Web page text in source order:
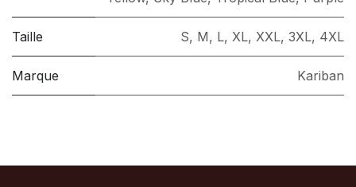
Taille S, M, L, XL, XXL, 3XL, 4XL
Marque Kariban